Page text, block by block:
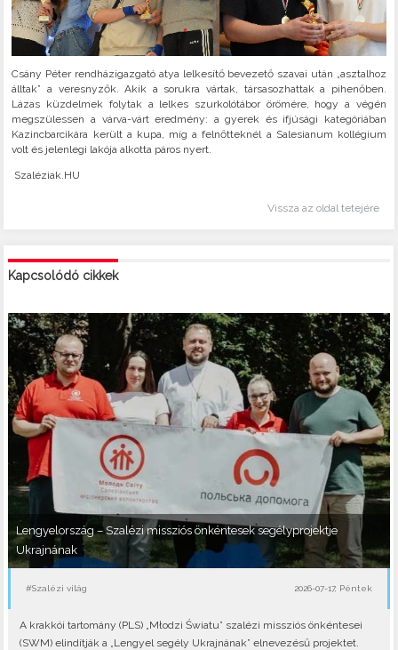
Csány Péter rendházigazgató atya lelkesítő bevezető szavai után „asztalhoz
álltak” a veresnyzők. Akik a sorukra vártak, társasozhattak a pihenőben.
Lázas küzdelmek folytak a lelkes szurkolótábor örömére, hogy a végén
megszülessen a várva-várt eredmény: a gyerek és ifjúsági kategóriában
Kazincbarcikára került a kupa, míg a felnőtteknél a Salesianum kollégium
volt és jelenlegi lakója alkotta páros nyert.
Szaléziak.HU
Vissza az oldal tetejére
Kapcsolódó cikkek
Lengyelország – Szalézi missziós önkéntesek segélyprojektje
Ukrajnának
#Szalézi világ 2026-07-17, Péntek
A krakkói tartomány (PLS) „Młodzi Światu” szalézi missziós önkéntesei
(SWM) elindítják a „Lengyel segély Ukrajnának” elnevezésű projektet.